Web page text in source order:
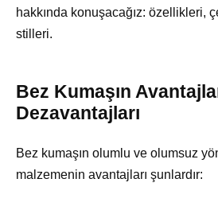
hakkında konuşacağız: özellikleri,
stilleri.
Bez Kumaşın
Dezavantajları
Bez kumaşın olumlu ve olumsuz
malzemenin avantajları şunlardır: